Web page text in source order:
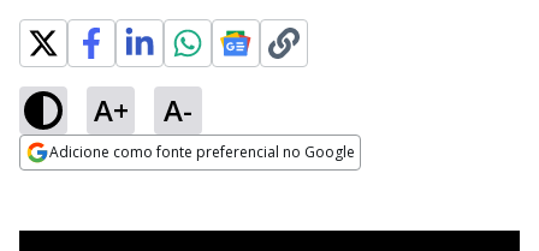
A+ A-
Adicione como fonte preferencial no Google